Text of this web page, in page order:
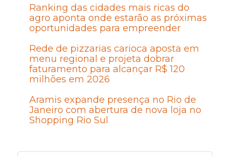
Ranking das cidades mais ricas do
agro aponta onde estarão as próximas
oportunidades para empreender
Rede de pizzarias carioca aposta em
menu regional e projeta dobrar
faturamento para alcançar R$ 120
milhões em 2026
Aramis expande presença no Rio de
Janeiro com abertura de nova loja no
Shopping Rio Sul